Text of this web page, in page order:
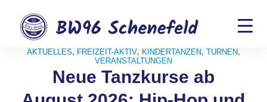
AKTUELLES, FREIZEIT-AKTIV, KINDERTANZEN, TURNEN,
VERANSTALTUNGEN
Neue Tanzkurse ab